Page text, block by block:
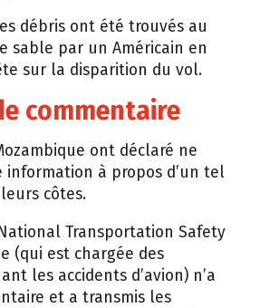
débris ont été trouvés au
sable par un Américain en
sur la disparition du vol.
commentaire
ont déclaré ne
information à propos d’un tel
côtes.
Transportation Safety
(qui est chargée des
les accidents d’avion) n’a
et a transmis les